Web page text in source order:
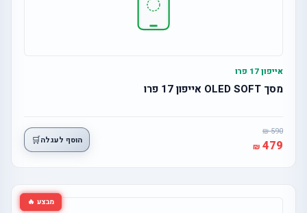
אייפון 17 פרו
מסך OLED SOFT אייפון 17 פרו
590
479 הוסף לעגלה🛒
מבצע 🔥